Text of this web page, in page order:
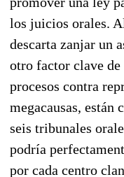
los juicios orales.
descarta zanjar un
otro factor clave
procesos contra
megacausas, están
seis tribunales
podría
por cada centro